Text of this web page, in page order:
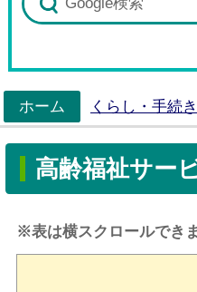
ホーム
くらし・手続き
高齢福祉サー
※表は横スクロールできま